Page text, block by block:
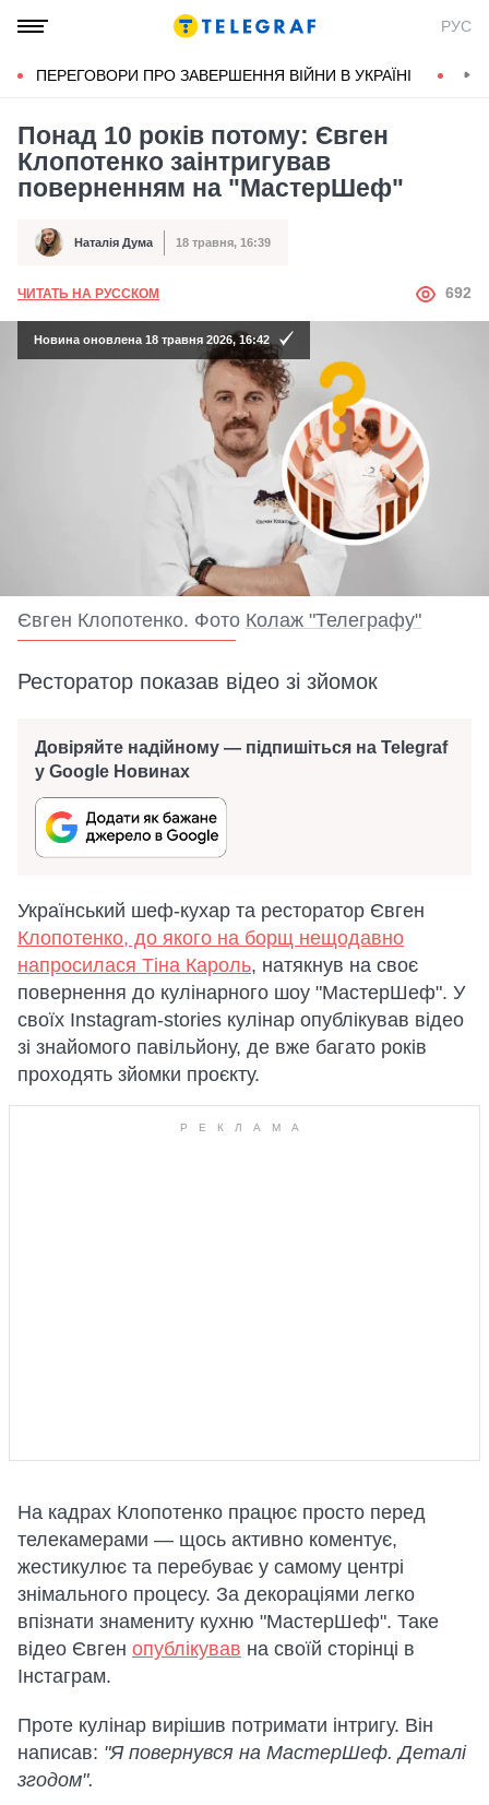
РУС
ПЕРЕГОВОРИ ПРО ЗАВЕРШЕННЯ ВІЙНИ В УКРАЇНІ
Понад 10 років потому: Євген
Клопотенко заінтригував
поверненням на "МастерШеф"
Автор Наталія Дума
Дата публікації 18 травня, 16:39
ЧИТАТЬ НА РУССКОМ АВТОР
692
Новина оновлена 18 травня 2026, 16:42
Євген Клопотенко. Фото Колаж "Телеграфу"
Ресторатор показав відео зі зйомок
Довіряйте надійному — підпишіться на Telegraf
у Google Новинах
Український шеф-кухар та ресторатор Євген
Клопотенко, до якого на борщ нещодавно
напросилася Тіна Кароль, натякнув на своє
повернення до кулінарного шоу "МастерШеф". У
своїх Instagram-stories кулінар опублікував відео
зі знайомого павільйону, де вже багато років
проходять зйомки проєкту.
На кадрах Клопотенко працює просто перед
телекамерами — щось активно коментує,
жестикулює та перебуває у самому центрі
знімального процесу. За декораціями легко
впізнати знамениту кухню "МастерШеф". Таке
відео Євген опублікував на своїй сторінці в
Інстаграм.
Проте кулінар вирішив потримати інтригу. Він
написав: "Я повернувся на МастерШеф. Деталі
згодом".